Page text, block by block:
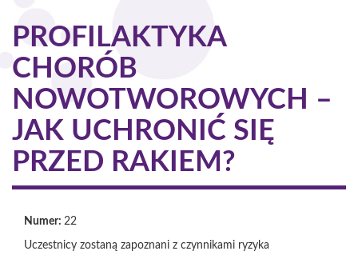
PROFILAKTYKA
CHORÓB
NOWOTWOROWYCH –
JAK UCHRONIĆ SIĘ
PRZED RAKIEM?
Numer: 22
Uczestnicy zostaną zapoznani z czynnikami ryzyka